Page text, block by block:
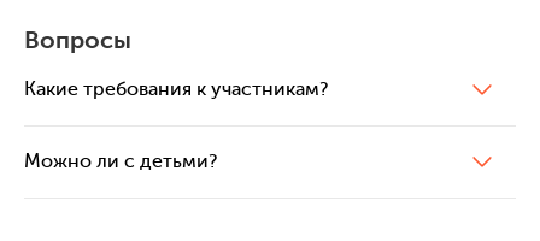
Вопросы
Какие требования к участникам?
Можно ли с детьми?